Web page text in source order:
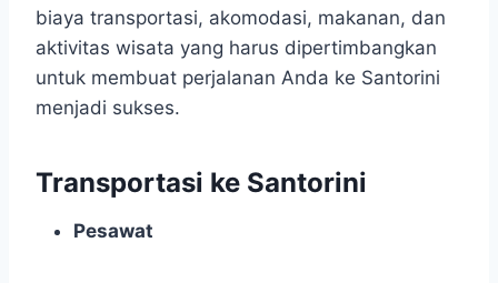
biaya transportasi, akomodasi, makanan, dan
aktivitas wisata yang harus dipertimbangkan
untuk membuat perjalanan Anda ke Santorini
menjadi sukses.
Transportasi ke Santorini
Pesawat